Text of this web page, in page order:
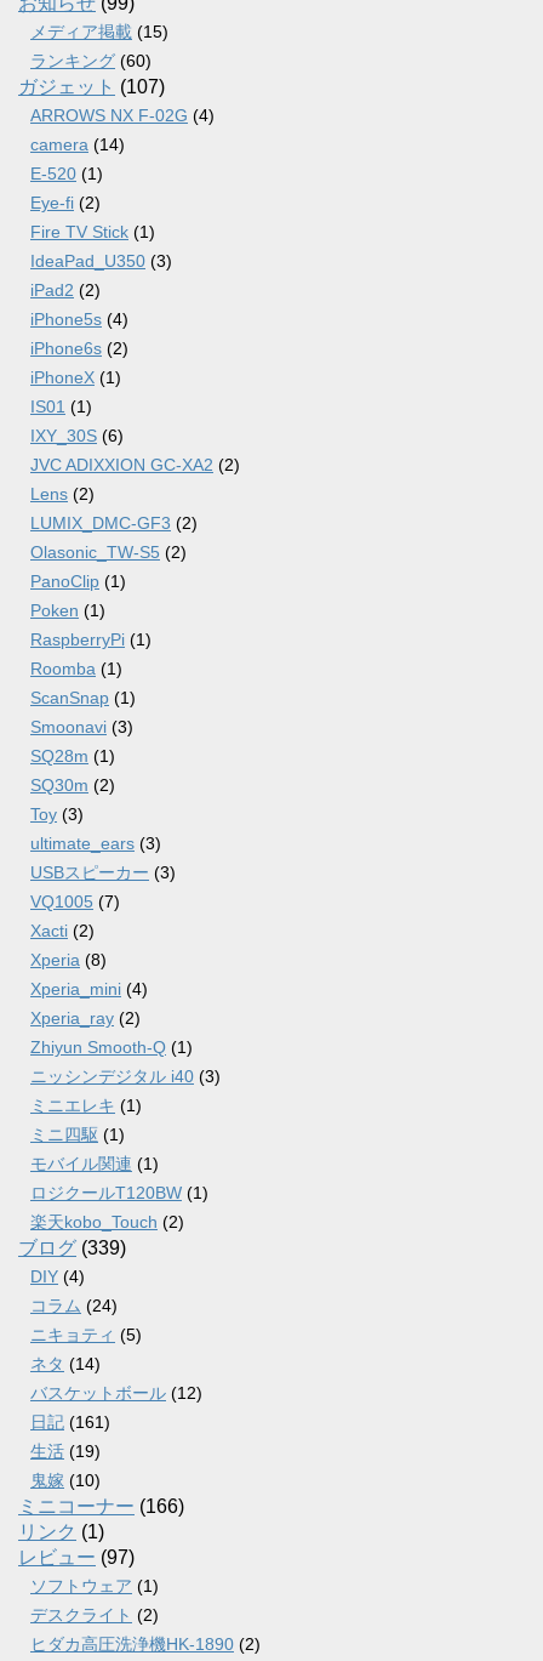
メディア掲載 (15)
ランキング (60)
ガジェット (107)
ARROWS NX F-02G (4)
camera (14)
E-520 (1)
Eye-fi (2)
Fire TV Stick (1)
IdeaPad_U350 (3)
iPad2 (2)
iPhone5s (4)
iPhone6s (2)
iPhoneX (1)
IS01 (1)
IXY_30S (6)
JVC ADIXXION GC-XA2 (2)
Lens (2)
LUMIX_DMC-GF3 (2)
Olasonic_TW-S5 (2)
PanoClip (1)
Poken (1)
RaspberryPi (1)
Roomba (1)
ScanSnap (1)
Smoonavi (3)
SQ28m (1)
SQ30m (2)
Toy (3)
ultimate_ears (3)
USBスピーカー (3)
VQ1005 (7)
Xacti (2)
Xperia (8)
Xperia_mini (4)
Xperia_ray (2)
Zhiyun Smooth-Q (1)
ニッシンデジタル i40 (3)
ミニエレキ (1)
ミニ四駆 (1)
モバイル関連 (1)
ロジクールT120BW (1)
楽天kobo_Touch (2)
ブログ (339)
DIY (4)
コラム (24)
ニキョティ (5)
ネタ (14)
バスケットボール (12)
日記 (161)
生活 (19)
鬼嫁 (10)
ミニコーナー (166)
リンク (1)
レビュー (97)
ソフトウェア (1)
デスクライト (2)
ヒダカ高圧洗浄機HK-1890 (2)